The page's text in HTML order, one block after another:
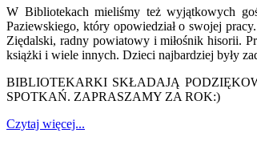
W Bibliotekach mieliśmy też wyjątkowych
Paziewskiego, który opowiedział o swojej
Ziędalski, radny powiatowy i miłośnik hisorii.
książki i wiele innych. Dzieci najbardziej były
BIBLIOTEKARKI SKŁADAJĄ
SPOTKAŃ. ZAPRASZAMY ZA ROK:)
Czytaj więcej...